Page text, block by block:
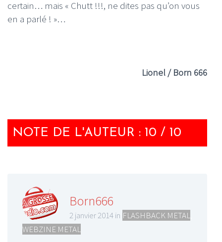
certain… mais « Chutt !!!, ne dites pas qu’on vous
en a parlé ! »…
Lionel / Born 666
NOTE DE L'AUTEUR : 10 / 10
Born666
2 janvier 2014 in FLASHBACK METAL
WEBZINE METAL